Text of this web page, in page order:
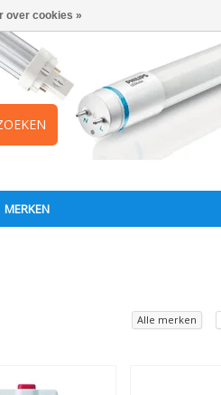
MERKEN
Alle merken
over cookies »